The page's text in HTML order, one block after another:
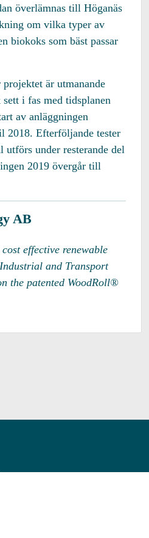
överlämnas till Höganäs
om vilka typer av
biokoks som bäst passar
är utmanande
i fas med tidsplanen
av anläggningen
2018. Efterföljande tester
under resterande del
2019 övergår till
AB
effective renewable
and Transport
the patented WoodRoll®